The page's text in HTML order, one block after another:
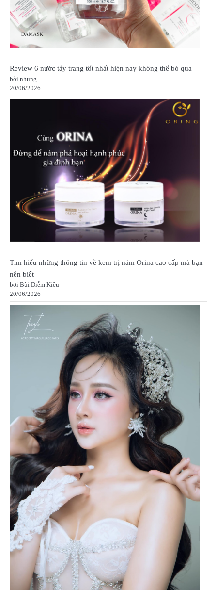
Review 6 nước tẩy trang tốt nhất hiện nay không thể bỏ qua
bởi nhung
20/06/2026
Tìm hiểu những thông tin về kem trị nám Orina cao cấp mà bạn
nên biết
bởi Bùi Diễm Kiều
20/06/2026